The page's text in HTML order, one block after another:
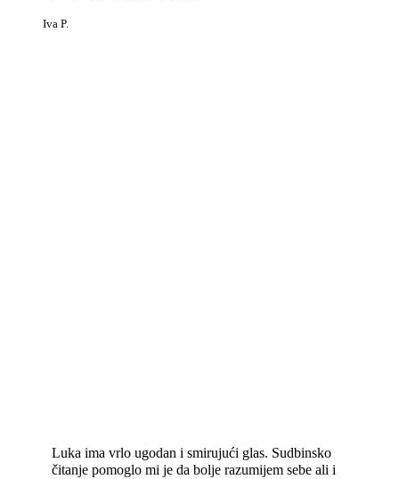
Iva P.
Luka ima vrlo ugodan i smirujući glas. Sudbinsko
čitanje pomoglo mi je da bolje razumijem sebe ali i